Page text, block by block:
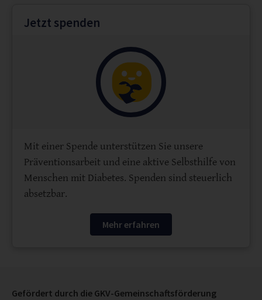
Jetzt spenden
Mit einer Spende unterstützen Sie unsere
Präventionsarbeit und eine aktive Selbsthilfe von
Menschen mit Diabetes. Spenden sind steuerlich
absetzbar.
Mehr erfahren
Gefördert durch die GKV-Gemeinschaftsförderung